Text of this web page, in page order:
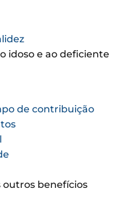
idoso e ao deficiente
de contribuição
outros benefícios